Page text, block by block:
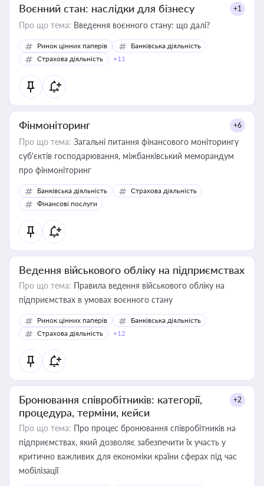
Воєнний стан: наслідки для бізнесу +1
Про що тема: Введення воєнного стану: що далі?
Ринок цінних паперів
Банківська діяльність
Страхова діяльність
+11
Фінмоніторинг +6
Про що тема: Загальні питання фінансового моніторингу
суб'єктів господарювання, міжбанківський меморандум
про фінмоніторинг
Банківська діяльність
Страхова діяльність
Фінансові послуги
Ведення військового обліку на підприємствах
Про що тема: Правила ведення військового обліку на
підприємствах в умовах воєнного стану
Ринок цінних паперів
Банківська діяльність
Страхова діяльність
+12
Бронювання співробітників: категорії,
процедура, терміни, кейси
+2
Про що тема: Про процес бронювання співробітників на
підприємствах, який дозволяє забезпечити їх участь у
критично важливих для економіки країни сферах під час
мобілізації